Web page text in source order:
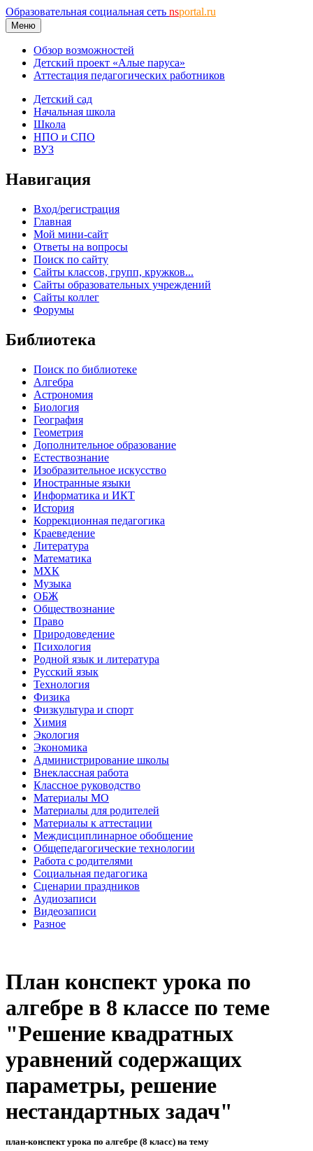
Образовательная социальная сеть nsportal.ru
Меню
Обзор возможностей
Детский проект «Алые паруса»
Аттестация педагогических работников
Детский сад
Начальная школа
Школа
НПО и СПО
ВУЗ
Навигация
Вход/регистрация
Главная
Мой мини-сайт
Ответы на вопросы
Поиск по сайту
Сайты классов, групп, кружков...
Сайты образовательных учреждений
Сайты коллег
Форумы
Библиотека
Поиск по библиотеке
Алгебра
Астрономия
Биология
География
Геометрия
Дополнительное образование
Естествознание
Изобразительное искусство
Иностранные языки
Информатика и ИКТ
История
Коррекционная педагогика
Краеведение
Литература
Математика
МХК
Музыка
ОБЖ
Обществознание
Право
Природоведение
Психология
Родной язык и литература
Русский язык
Технология
Физика
Физкультура и спорт
Химия
Экология
Экономика
Администрирование школы
Внеклассная работа
Классное руководство
Материалы МО
Материалы для родителей
Материалы к аттестации
Междисциплинарное обобщение
Общепедагогические технологии
Работа с родителями
Социальная педагогика
Сценарии праздников
Аудиозаписи
Видеозаписи
Разное
План конспект урока по
алгебре в 8 классе по теме
"Решение квадратных
уравнений содержащих
параметры, решение
нестандартных задач"
план-конспект урока по алгебре (8 класс) на тему